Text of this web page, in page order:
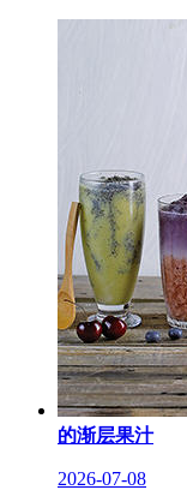
的渐层果汁
2026-07-08